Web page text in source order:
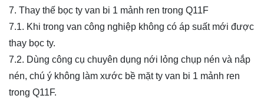
7. Thay thế bọc ty van bi 1 mảnh ren trong Q11F
7.1. Khi trong van công nghiệp không có áp suất mới được
thay bọc ty.
7.2. Dùng công cụ chuyên dụng nới lỏng chụp nén và nắp
nén, chú ý không làm xước bề mặt ty van bi 1 mảnh ren
trong Q11F.